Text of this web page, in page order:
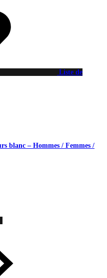
Liste de
blanc – Hommes / Femmes /